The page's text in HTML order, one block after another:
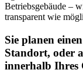
Betriebsgebäude –
transparent wie
Sie planen
Standort, oder
innerhalb Ihres